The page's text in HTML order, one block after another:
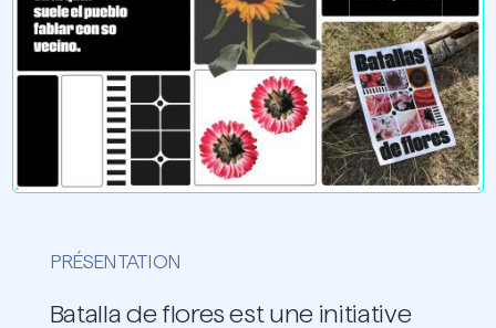
PRÉSENTATION
Batalla de flores est une initiative